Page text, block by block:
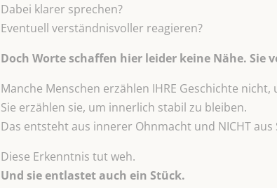
Dabei klarer sprechen?
Eventuell verständnisvoller reagieren?
Doch Worte schaffen hier leider keine Nähe. Sie
Manche Menschen erzählen IHRE Geschichte
Sie erzählen sie, um innerlich stabil zu bleiben.
Das entsteht aus innerer Ohnmacht und NICHT aus
Diese Erkenntnis tut weh.
Und sie entlastet auch ein Stück.